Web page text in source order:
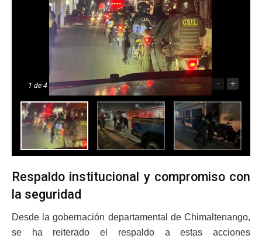
1 de 4 - +
Respaldo institucional y compromiso con
la seguridad
Desde la gobernación departamental de Chimaltenango,
se ha reiterado el respaldo a estas acciones